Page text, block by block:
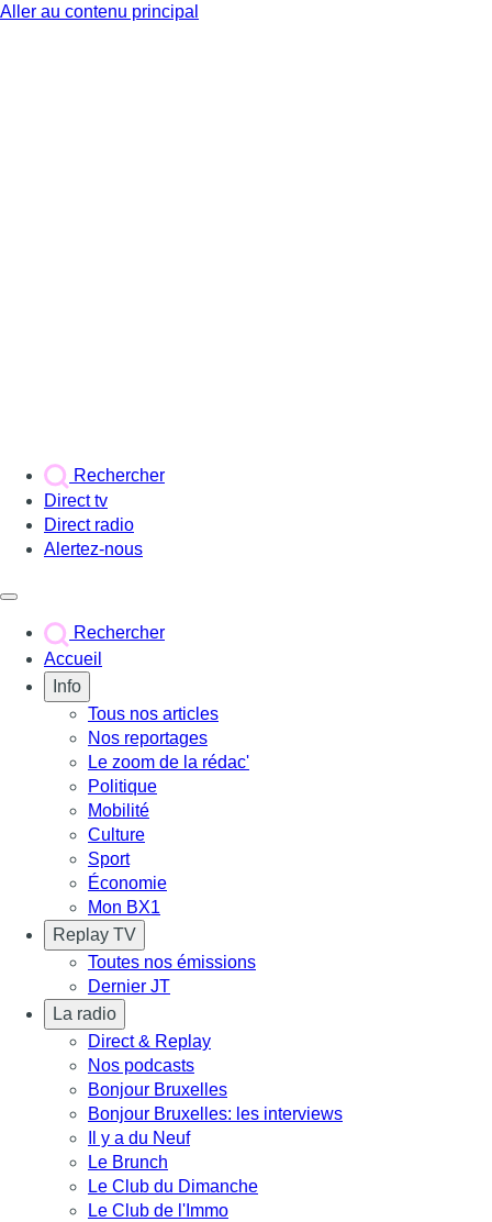
Aller au contenu principal
Rechercher
Direct tv
Direct radio
Alertez-nous
Rechercher
Accueil
Info
Tous nos articles
Nos reportages
Le zoom de la rédac'
Politique
Mobilité
Culture
Sport
Économie
Mon BX1
Replay TV
Toutes nos émissions
Dernier JT
La radio
Direct & Replay
Nos podcasts
Bonjour Bruxelles
Bonjour Bruxelles: les interviews
Il y a du Neuf
Le Brunch
Le Club du Dimanche
Le Club de l'Immo